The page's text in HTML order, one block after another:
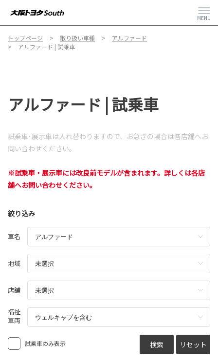
MENU
トップページ 取り扱い車種
アルファード
アルファード | 試乗車
アルファード | 試乗車
試乗車･展示車は入れ替わりますので、 お急ぎの場合は各店舗へお
問い合わせください。
※試乗車・展示車には改良前モデルが含まれます。詳しくは各店
舗へお問い合わせください。
絞り込み
車名
地域
店舗
福祉
車両
試乗車のみ表示 検索 リセット